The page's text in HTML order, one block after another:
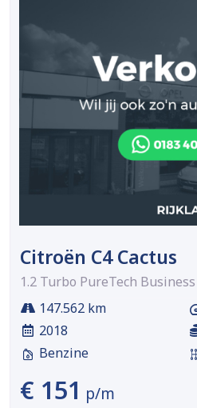
Citroën C4 Cactus
1.2 Turbo PureTech Business
147.562 km
2018
Benzine
€ 151 p/m